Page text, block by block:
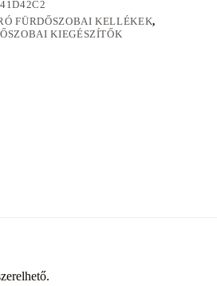
FÜRDŐSZOBAI KELLÉKEK,
KIEGÉSZÍTŐK